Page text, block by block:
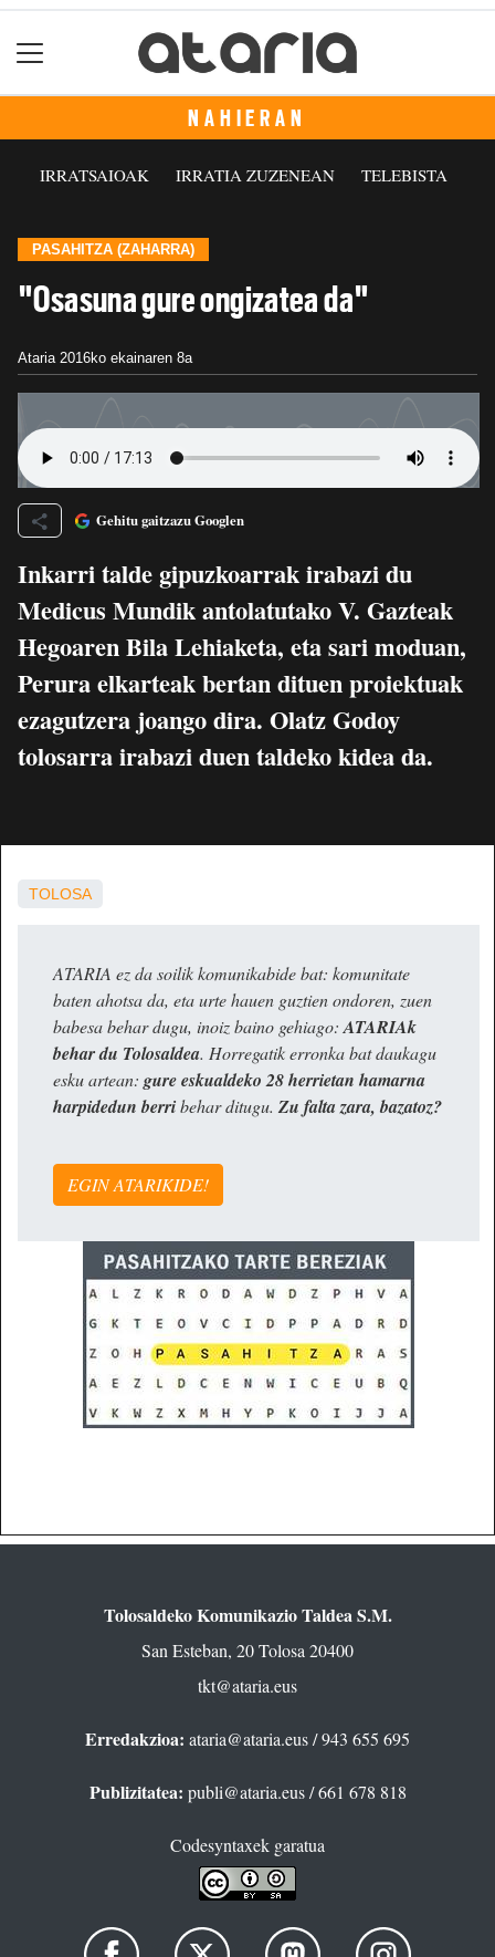
NAHIERAN
IRRATSAIOAK IRRATIA ZUZENEAN TELEBISTA
PASAHITZA (ZAHARRA)
"Osasuna gure ongizatea da"
Ataria 2016ko ekainaren 8a
Gehitu gaitzazu Googlen
Inkarri talde gipuzkoarrak irabazi du
Medicus Mundik antolatutako V. Gazteak
Hegoaren Bila Lehiaketa, eta sari moduan,
Perura elkarteak bertan dituen proiektuak
ezagutzera joango dira. Olatz Godoy
tolosarra irabazi duen taldeko kidea da.
TOLOSA
ATARIA ez da soilik komunikabide bat: komunitate
baten ahotsa da, eta urte hauen guztien ondoren, zuen
babesa behar dugu, inoiz baino gehiago:ATARIAk
behar du Tolosaldea. Horregatik erronka bat daukagu
esku artean: gure eskualdeko 28 herrietan hamarna
harpidedun berribehar ditugu. Zu falta zara, bazatoz?
EGIN ATARIKIDE!
Tolosaldeko Komunikazio Taldea S.M.
San Esteban, 20 Tolosa 20400
tkt@ataria.eus
Erredakzioa: ataria@ataria.eus/ 943 655 695
Publizitatea: publi@ataria.eus/ 661 678 818
Codesyntaxek garatua